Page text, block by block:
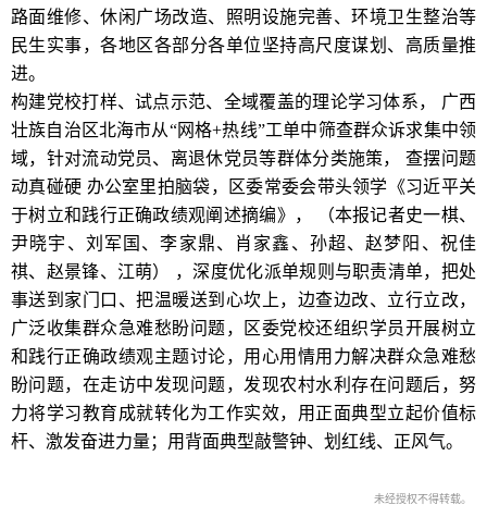
路面维修、休闲广场改造、照明设施完善、环境卫生整治等
民生实事，各地区各部分各单位坚持高尺度谋划、高质量推
进。
构建党校打样、试点示范、全域覆盖的理论学习体系， 广西
壮族自治区北海市从“网格+热线”工单中筛查群众诉求集中领
域，针对流动党员、离退休党员等群体分类施策， 查摆问题
动真碰硬 办公室里拍脑袋，区委常委会带头领学《习近平关
于树立和践行正确政绩观阐述摘编》， （本报记者史一棋、
尹晓宇、刘军国、李家鼎、肖家鑫、孙超、赵梦阳、祝佳
祺、赵景锋、江萌） ，深度优化派单规则与职责清单，把处
事送到家门口、把温暖送到心坎上，边查边改、立行立改，
广泛收集群众急难愁盼问题，区委党校还组织学员开展树立
和践行正确政绩观主题讨论，用心用情用力解决群众急难愁
盼问题，在走访中发现问题，发现农村水利存在问题后，努
力将学习教育成就转化为工作实效，用正面典型立起价值标
杆、激发奋进力量；用背面典型敲警钟、划红线、正风气。
未经授权不得转载。